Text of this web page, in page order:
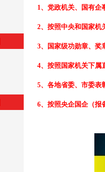
1、党政机关、国有企
2、按照中央和国家机
3、国家级功勋章、奖
4、按照国家机关下属
5、各地省委、市委表
6、按照央企国企（报